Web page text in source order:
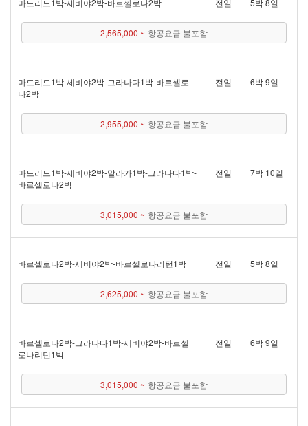
마드리드 1박 - 세비야 2박 - 바르셀로나 2박 전일 5박 8일
2,565,000 ~ 항공요금 불포함
마드리드 1박 - 세비야 2박 - 그라나다 1박 - 바르셀로
나 2박
전일 6박 9일
2,955,000 ~ 항공요금 불포함
마드리드 1박 - 세비야 2박 - 말라가 1박 - 그라나다 1박 -
바르셀로나 2박
전일 7박 10일
3,015,000 ~ 항공요금 불포함
바르셀로나 2박 - 세비야 2박 - 바르셀로나리턴 1박 전일 5박 8일
2,625,000 ~ 항공요금 불포함
바르셀로나 2박 - 그라나다 1박 - 세비야 2박 - 바르셀
로나리턴 1박
전일 6박 9일
3,015,000 ~ 항공요금 불포함